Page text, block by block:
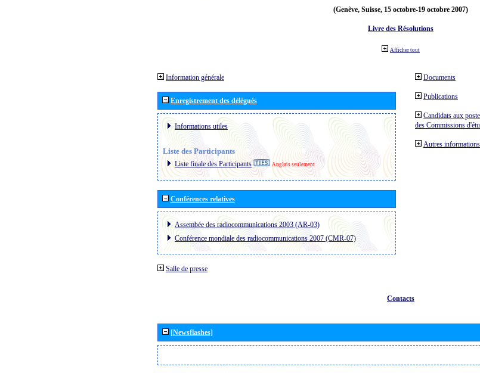
(Genève, Suisse, 15 octobre-19 octobre 2007)
Livre des Résolutions
Afficher tout
Information générale
Enregistrement des délégués
Informations utiles
Liste des Participants
Liste finale des Participants Anglais seulement
Conférences relatives
Assembée des radiocommunications 2003 (AR-03)
Conférence mondiale des radiocommunications 2007 (CMR-07)
Salle de presse
Documents
Publications
Candidats aux
des Commissions
Autres informations
Contacts
[Newsflashes]